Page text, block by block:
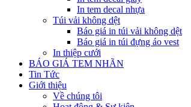
In tem decal nhựa
Túi vải không dệt
Báo giá in túi vải không dệt
Báo giá in túi đựng áo vest
In thiệp cưới
BÁO GIÁ TEM NHÃN
Tin Tức
Giới thiệu
Về chúng tôi